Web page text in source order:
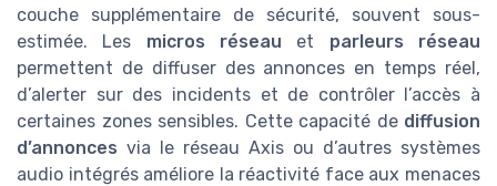
couche supplémentaire de sécurité, souvent sous-
estimée. Les micros réseau et parleurs réseau
permettent de diffuser des annonces en temps réel,
d’alerter sur des incidents et de contrôler l’accès à
certaines zones sensibles. Cette capacité de diffusion
d’annonces via le réseau Axis ou d’autres systèmes
audio intégrés améliore la réactivité face aux menaces